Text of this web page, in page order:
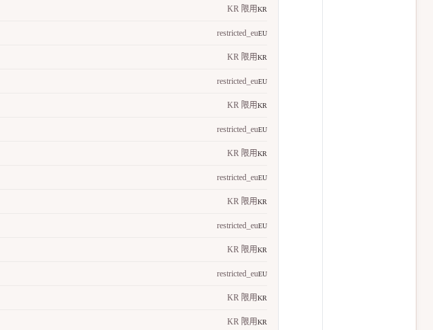
KR 限用KR
restricted_euEU
KR 限用KR
restricted_euEU
KR 限用KR
restricted_euEU
KR 限用KR
restricted_euEU
KR 限用KR
restricted_euEU
KR 限用KR
restricted_euEU
KR 限用KR
KR 限用KR